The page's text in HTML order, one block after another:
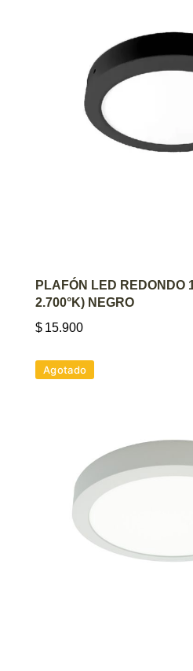
AGREGAR AL
PLAFÓN LED REDONDO
2.700°K) NEGRO
$ 15.900
Agotado